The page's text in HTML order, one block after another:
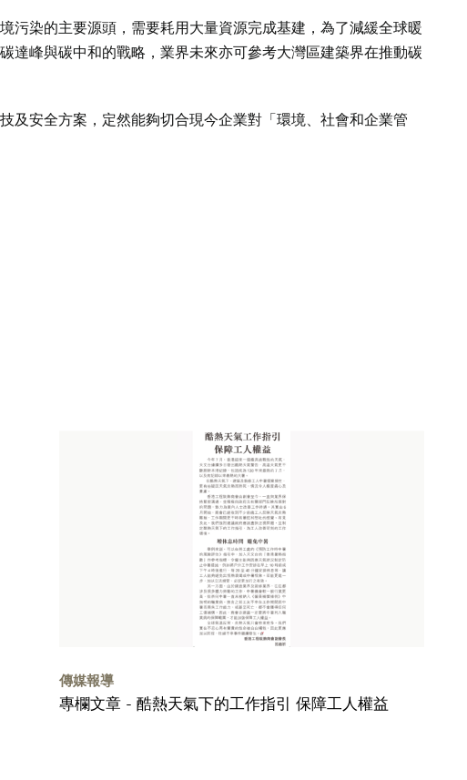
污染的主要源頭，需要耗用大量資源完成基建，為了減緩全球暖
達峰與碳中和的戰略，業界未來亦可參考大灣區建築界在推動碳
及安全方案，定然能夠切合現今企業對「環境、社會和企業管
傳媒報導
專欄文章 - 酷熱天氣下的工作指引 保障工人權益